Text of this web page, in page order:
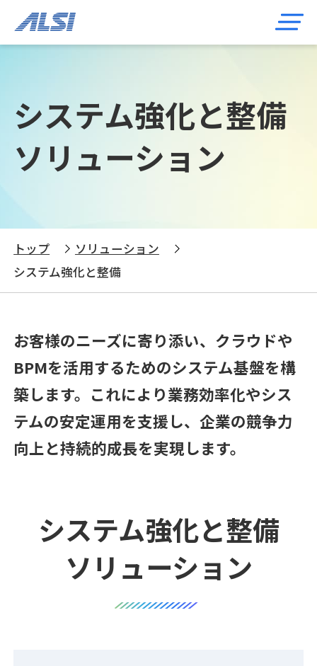
システム強化と整備
ソリューション
トップ
ソリューション
システム強化と整備
お客様のニーズに寄り添い、クラウドや
BPMを活用するためのシステム基盤を構
築します。これにより業務効率化やシス
テムの安定運用を支援し、企業の競争力
向上と持続的成長を実現します。
システム強化と整備
ソリューション